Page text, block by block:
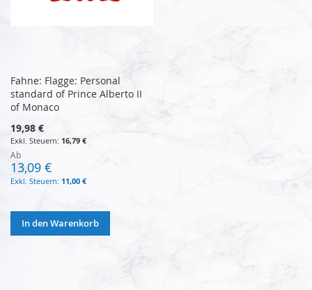
Fahne: Flagge: Personal
standard of Prince Alberto II
of Monaco
19,98 €
16,79 €
Ab
13,09 €
11,00 €
In den Warenkorb